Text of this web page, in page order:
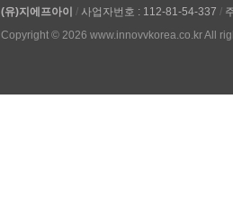
(유)지에프아이 / 사업자번호 : 112-81-54-337 /
Copyright © 2026 www.innovvkorea.co.kr All